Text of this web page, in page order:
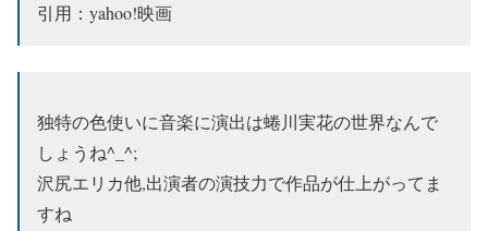
引用：yahoo!映画
独特の色使いに音楽に演出は蜷川実花の世界なんで
しょうね^_^;
沢尻エリカ他,出演者の演技力で作品が仕上がってま
すね